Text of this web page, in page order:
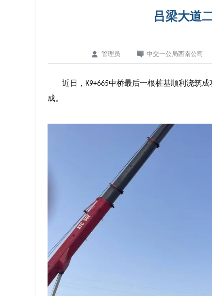
吕梁大道
管理员 中交一公局西南公司
近日， K9+665中桥最后一根桩基顺利浇筑
成。